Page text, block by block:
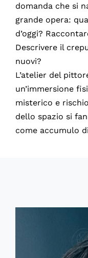
domanda che si
grande opera:
d’oggi?
Descrivere il
nuovi?
L’atelier del
un’immersione
misterico e
dello spazio si
come accumulo